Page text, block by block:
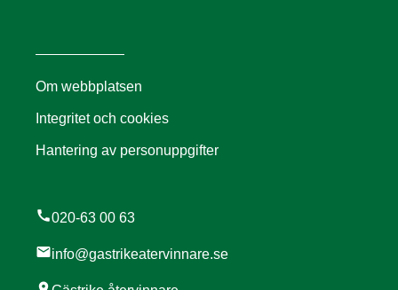
Om webbplatsen
Integritet och cookies
Hantering av personuppgifter
call020-63 00 63
mailinfo@gastrikeatervinnare.se